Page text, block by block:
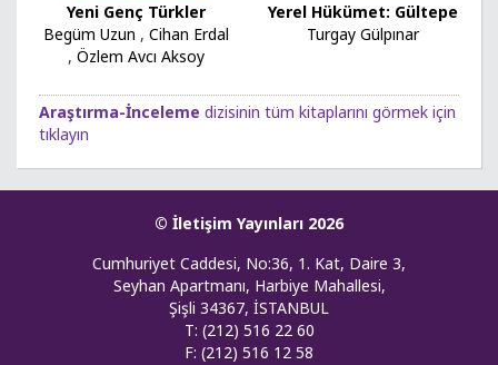
Yeni Genç Türkler
Begüm Uzun , Cihan Erdal
, Özlem Avcı Aksoy
Yerel Hükümet: Gültepe
Turgay Gülpınar
Araştırma-İnceleme dizisinin tüm kitaplarını görmek için
tıklayın
© İletişim Yayınları 2026
Cumhuriyet Caddesi, No:36, 1. Kat, Daire 3,
Seyhan Apartmanı, Harbiye Mahallesi,
Şişli 34367, İSTANBUL
T: (212) 516 22 60
F: (212) 516 12 58